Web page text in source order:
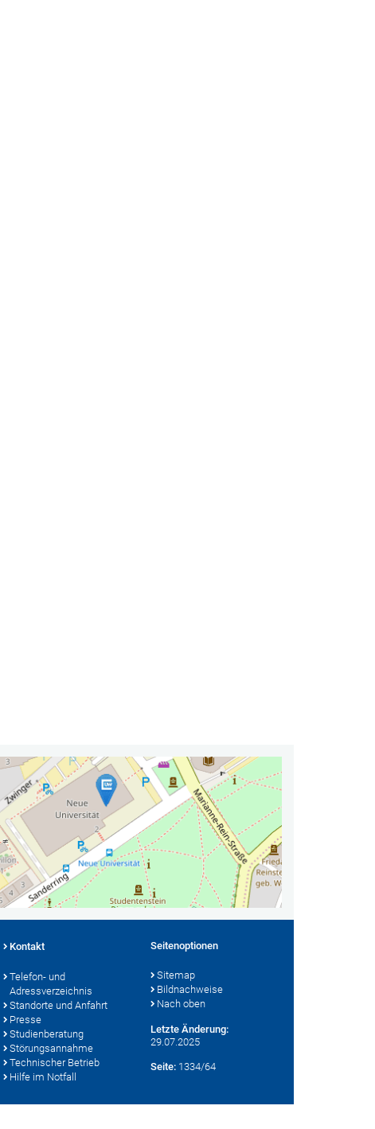
Kontakt
Telefon- und
Adressverzeichnis
Standorte und Anfahrt
Presse
Studienberatung
Störungsannahme
Technischer Betrieb
Hilfe im Notfall
Seitenoptionen
Sitemap
Bildnachweise
Nach oben
Letzte Änderung:
29.07.2025
Seite: 1334/64